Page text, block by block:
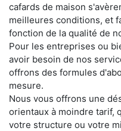
cafards de maison
meilleures conditions, et
fonction de la qualité de
Pour les entreprises ou
avoir besoin de nos
offrons des formules
mesure.
Nous vous offrons une
orientaux à moindre tarif,
votre structure ou votre